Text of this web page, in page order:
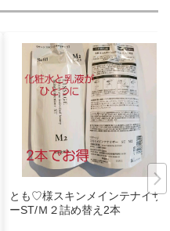
とも♡様スキンメインテナイザ
ーST/Ｍ２詰め替え2本